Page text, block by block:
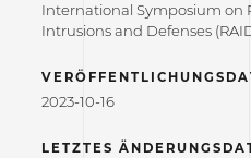
International Symposium on
Intrusions and Defenses
2023-10-16
LETZTES